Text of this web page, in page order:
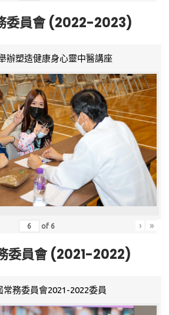
委員會 (2022-2023)
辦塑造健康身心靈中醫講座
of 6 › »
委員會 (2021-2022)
常務委員會2021-2022委員